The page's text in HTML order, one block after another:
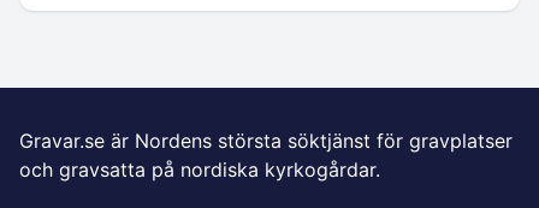
Gravar.se är Nordens största söktjänst för gravplatser
och gravsatta på nordiska kyrkogårdar.